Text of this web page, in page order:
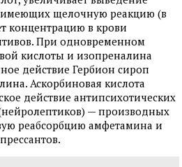
имеющих щелочную реакцию (в
концентрацию в крови
При одновременном
кислоты и изопреналина
действие Гербион сироп
Аскорбиновая кислота
действие антипсихотических
— производных
реабсорбцию амфетамина и